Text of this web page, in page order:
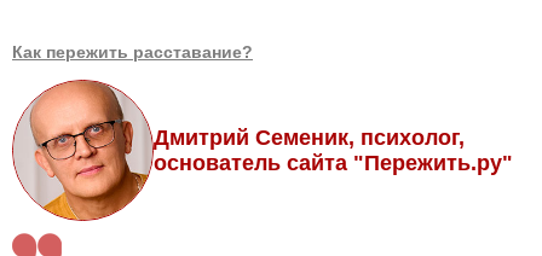
Как пережить расставание?
Дмитрий Семеник, психолог,
основатель сайта "Пережить.ру"